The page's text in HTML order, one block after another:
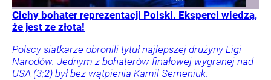
Cichy bohater reprezentacji Polski. Eksperci wiedzą,
że jest ze złota!
Polscy siatkarze obronili tytuł najlepszej drużyny Ligi
Narodów. Jednym z bohaterów finałowej wygranej nad
USA (3:2) był bez wątpienia Kamil Semeniuk.